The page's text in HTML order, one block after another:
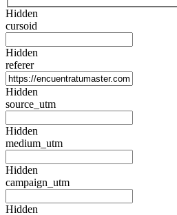
Hidden
cursoid
Hidden
referer
Hidden
source_utm
Hidden
medium_utm
Hidden
campaign_utm
Hidden